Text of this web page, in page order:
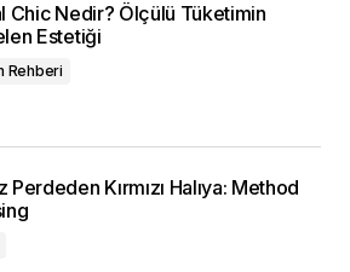
Chic Nedir? Ölçülü Tüketimin
Estetiği
Rehberi
Perdeden Kırmızı Halıya: Method